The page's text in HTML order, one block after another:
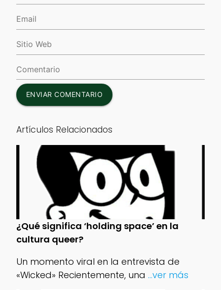
ENVIAR COMENTARIO
Artículos Relacionados
¿Qué significa ‘holding space’ en la
cultura queer?
Un momento viral en la entrevista de
«Wicked» Recientemente, una ...ver más